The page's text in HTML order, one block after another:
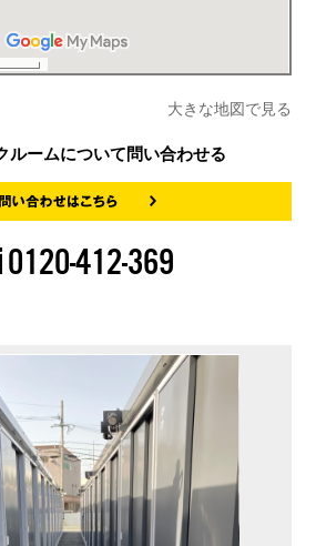
大きな地図で見る
ルームについて問い合わせる
0120-412-369